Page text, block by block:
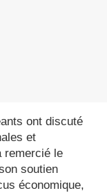
ont discuté
et
remercié le
soutien
économique,